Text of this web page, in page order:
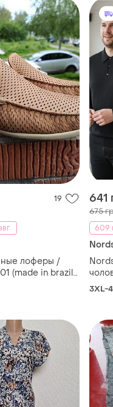
19
лоферы /
(made in brazil)
m)
641
675
609
3XL-